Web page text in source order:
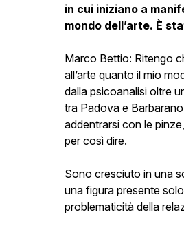
in cui iniziano a
mondo dell’arte. È
Marco Bettio: Ritengo
all’arte quanto il mio
dalla psicoanalisi oltre
tra Padova e
addentrarsi con le
per così dire.
Sono cresciuto in una
una figura presente
problematicità della